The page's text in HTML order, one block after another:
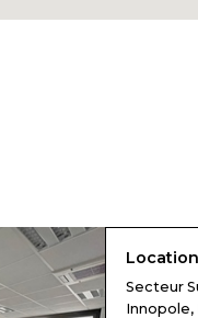
Secteur
Innopole,